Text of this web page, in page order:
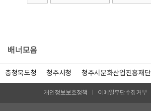
배너모음
충청북도청 청주시청 청주시문화산업진흥재단
개인정보보호정책 이메일무단수집거부